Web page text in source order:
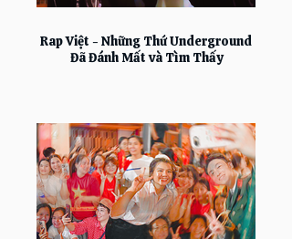
Rap Việt - Những Thứ Underground
Đã Đánh Mất và Tìm Thấy